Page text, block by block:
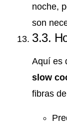
noche,
son
3.3.
Aquí es
slow
fibras